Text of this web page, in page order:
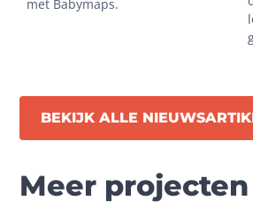
BEKIJK ALLE
Meer